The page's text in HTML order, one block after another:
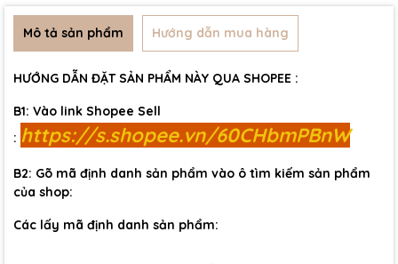
Mô tả sản phẩm Hướng dẫn mua hàng
HƯỚNG DẪN ĐẶT SẢN PHẨM NÀY QUA SHOPEE :
B1: Vào link Shopee Sell
: https://s.shopee.vn/60CHbmPBnW
B2: Gõ mã định danh sản phẩm vào ô tìm kiếm sản phẩm
của shop:
Các lấy mã định danh sản phẩm: